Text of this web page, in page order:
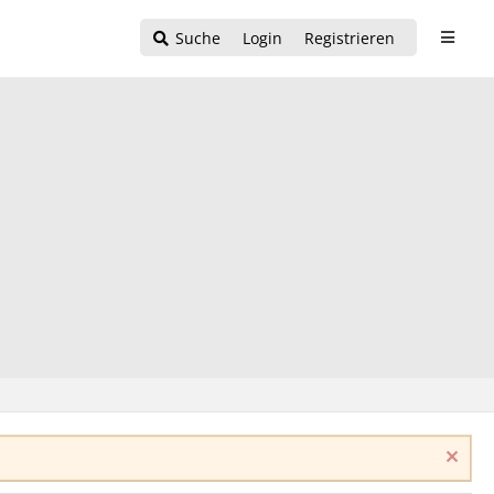
Login Registrieren
Suche